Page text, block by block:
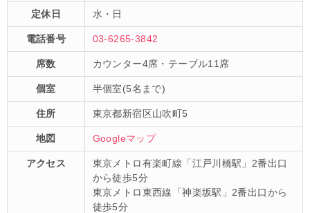
定休日 水・日
電話番号 03-6265-3842
席数 カウンター4席・テーブル11席
個室 半個室(5名まで)
住所 東京都新宿区山吹町5
地図 Googleマップ
アクセス
東京メトロ有楽町線「江戸川橋駅」2番出口
から徒歩5分
東京メトロ東西線「神楽坂駅」2番出口から
徒歩5分